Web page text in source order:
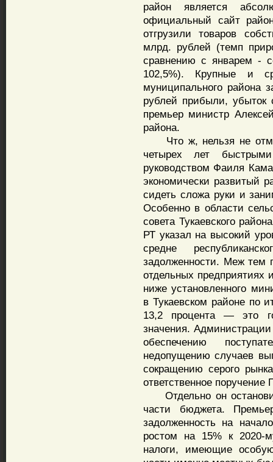
район является
официальный сайт
отгрузили товаров
млрд. рублей (темп
сравнению с январем -
102,5%). Крупные и
муниципального района
рублей прибыли,
премьер министр
района.
Что ж, нельзя не
четырех лет
руководством Фаиля
экономически развитый
сидеть сложа руки и
Особенно в области
совета Тукаевского
РТ указал на высокий
средне
задолженности. Меж тем
отдельных предприятиях
ниже установленного
в Тукаевском районе по
13,2 процента — это
значения.
обеспечению
недопущению случаев
сокращению серого
ответственное поручение
Отдельно он
части бюджета.
задолженность на
ростом на 15% к 2020-
налоги, имеющие